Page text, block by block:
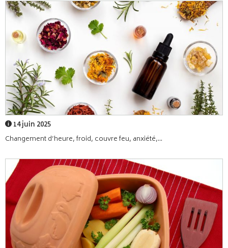
14 juin 2025
Changement d’heure, froid, couvre feu, anxiété,...